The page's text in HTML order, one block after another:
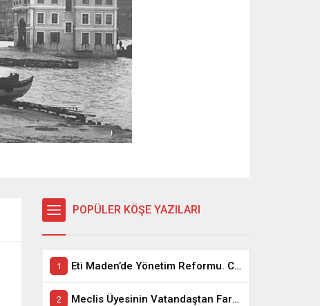
POPÜLER KÖŞE YAZILARI
Eti Maden’de Yönetim Reformu. CEO Modeli’nde Kadro / Taşeron İşçilik Ayrımı Kalkıyor
Meclis Üyesinin Vatandaştan Farkı Ne ?